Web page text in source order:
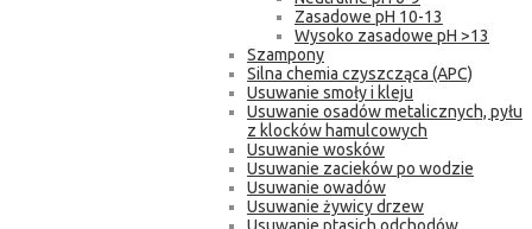
Zasadowe pH 10-13
Wysoko zasadowe pH >13
Szampony
Silna chemia czyszcząca (APC)
Usuwanie smoły i kleju
Usuwanie osadów metalicznych, pyłu
z klocków hamulcowych
Usuwanie wosków
Usuwanie zacieków po wodzie
Usuwanie owadów
Usuwanie żywicy drzew